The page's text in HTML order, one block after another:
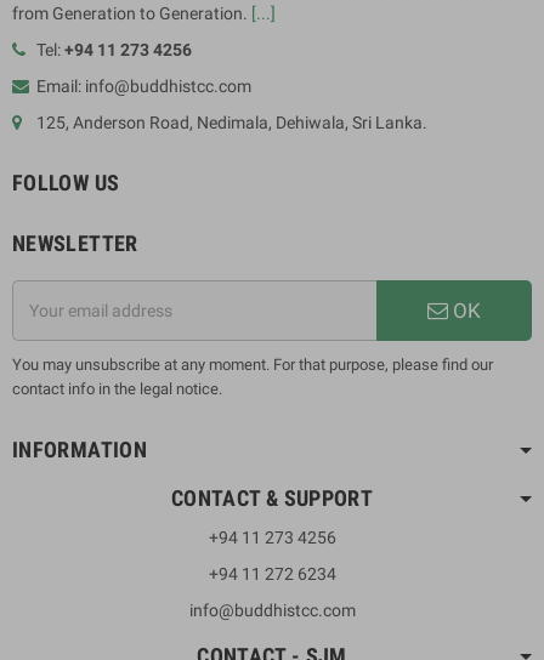
from Generation to Generation. [...]
Tel:+94 11 273 4256
Email: info@buddhistcc.com
125, Anderson Road, Nedimala, Dehiwala, Sri Lanka.
FOLLOW US
NEWSLETTER
OK
You may unsubscribe at any moment. For that purpose, please find our
contact info in the legal notice.
INFORMATION
CONTACT & SUPPORT
+94 11 273 4256
+94 11 272 6234
info@buddhistcc.com